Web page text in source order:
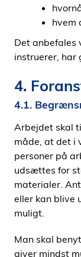
hvem
Det anbefales
instruerer, har
4.
4.1.
Arbejdet skal
måde, at det i
personer på
udsættes for
materialer.
eller kan blive
muligt.
Man skal
giver mindst